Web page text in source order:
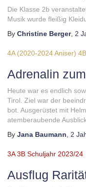
Die Klasse 2b
Musik wurde fleißig
By Christine Berger, 2
4A (2020-2024 Aniser)
Adrenalin
Heute war es endlich
Tirol. Ziel war der
bot. Ausgerüstet mit
atemberaubende
By Jana Baumann 2
3A 3B Schuljahr 2023/24
Ausflug